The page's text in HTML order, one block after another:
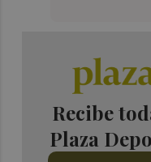
Recibe
Plaza